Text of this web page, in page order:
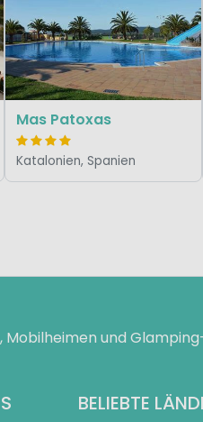
Mas Patoxas
Katalonien, Spanien
und
BELIEBTE